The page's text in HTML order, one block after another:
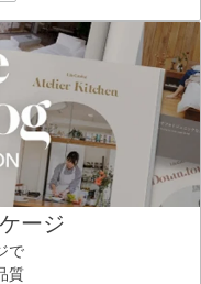
ージ
で
質